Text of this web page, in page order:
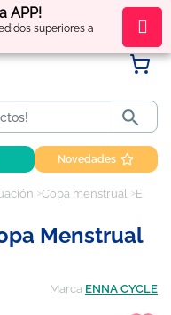
APP!
superiores a
por tus compras

Novedades
Copa menstrual
Menstrual
Marca ENNA CYCLE